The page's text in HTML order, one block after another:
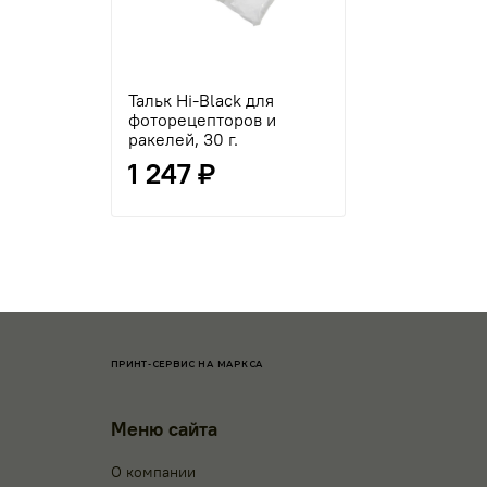
Тальк Hi-Black для
фоторецепторов и
ракелей, 30 г.
1 247 ₽
ПРИНТ-СЕРВИС НА МАРКСА
Меню сайта
О компании